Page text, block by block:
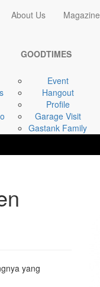
About Us Magazine
GOODTIMES
Event
Hangout
Profile
Garage Visit
Gastank Family
Home
STYLE
yang